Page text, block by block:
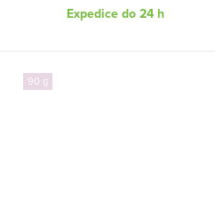
Expedice do 24 h
90 g